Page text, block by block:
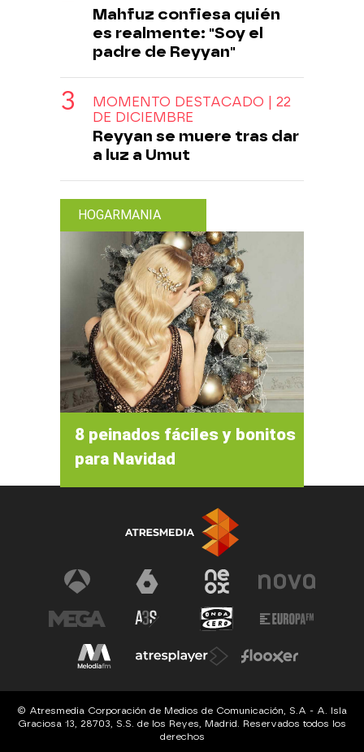
Mahfuz confiesa quién
es realmente: "Soy el
padre de Reyyan"
MOMENTO DESTACADO | 22
DE DICIEMBRE
Reyyan se muere tras dar
a luz a Umut
HOGARMANIA
8 peinados fáciles y bonitos
para Navidad
© Atresmedia Corporación de Medios de Comunicación, S.A - A. Isla
Graciosa 13, 28703, S.S. de los Reyes, Madrid. Reservados todos los
derechos